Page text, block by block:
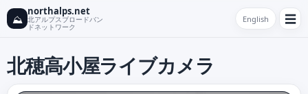
⛰
northalps.net
北アルプスブロードバン
ドネットワーク
English ☰
北穂高小屋ライブカメラ